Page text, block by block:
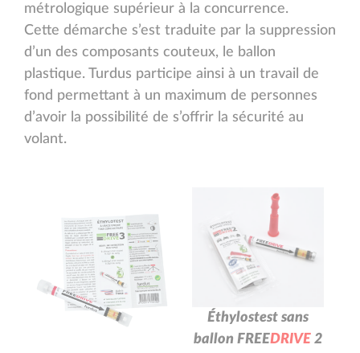
métrologique supérieur à la concurrence.
Cette démarche s’est traduite par la suppression
d’un des composants couteux, le ballon
plastique. Turdus participe ainsi à un travail de
fond permettant à un maximum de personnes
d’avoir la possibilité de s’offrir la sécurité au
volant.
Éthylostest sans
ballon FREEDRIVE 2